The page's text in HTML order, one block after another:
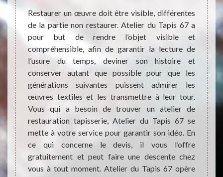
le
de
à
du
tapis
de
du
67.
est
Restaurer un œuvre doit être visible, différentes
de la partie non restaurer. Atelier du Tapis 67 a
pour but de rendre l’objet visible et
compréhensible, afin de garantir la lecture de
l’usure du temps, deviner son histoire et
conserver autant que possible pour que les
générations suivantes puissent admirer les
œuvres textiles et les transmettre à leur tour.
Vous qui a besoin de trouver un atelier de
restauration tapisserie, Atelier du Tapis 67 se
mette à votre service pour garantir son idéo. En
ce qui concerne le devis, il vous l’offre
gratuitement et peut faire une descente chez
vous à tout moment. Atelier du Tapis 67 opère
Si
pour
ses